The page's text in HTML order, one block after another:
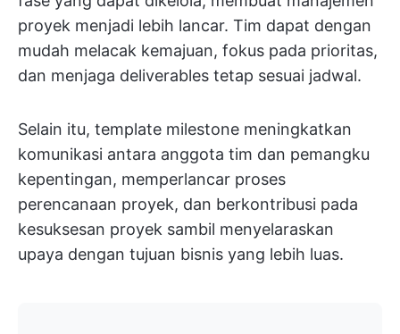
proyek menjadi lebih lancar. Tim dapat dengan
mudah melacak kemajuan, fokus pada prioritas,
dan menjaga deliverables tetap sesuai jadwal.
Selain itu, template milestone meningkatkan
komunikasi antara anggota tim dan pemangku
kepentingan, memperlancar proses
perencanaan proyek, dan berkontribusi pada
kesuksesan proyek sambil menyelaraskan
upaya dengan tujuan bisnis yang lebih luas.